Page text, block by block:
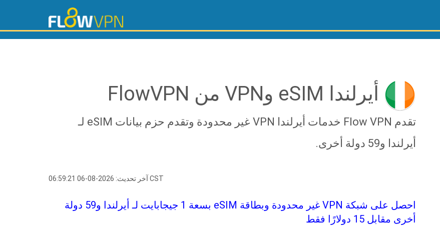
أيرلندا eSIM وVPN من FlowVPN
تقدم Flow VPN خدمات أيرلندا VPN غير محدودة وتقدم حزم بيانات eSIM لـ
أيرلندا و59 دولة أخرى.
آخر تحديث: 2026-08-06 06:59:21 CST
احصل على شبكة VPN غير محدودة وبطاقة eSIM بسعة 1 جيجابايت لـ أيرلندا و59 دولة
أخرى مقابل 15 دولارًا فقط